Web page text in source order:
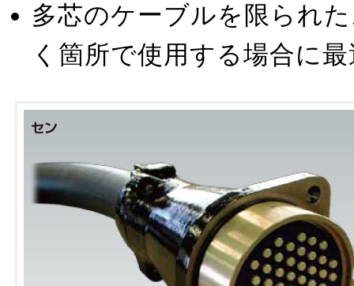
多芯のケーブルを限られ
く箇所で使用する場合に